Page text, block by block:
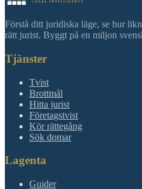
Förstå ditt juridiska läge, se hur
rätt jurist. Byggt på en miljon
Tjänster
Tvist
Brottmål
Hitta jurist
Företagstvist
Kör rättegång
Sök domar
Lagenta
Guider